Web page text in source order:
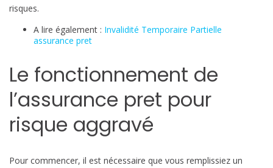
risques.
A lire également : Invalidité Temporaire Partielle
assurance pret
Le fonctionnement de
l’assurance pret pour
risque aggravé
Pour commencer, il est nécessaire que vous remplissiez un